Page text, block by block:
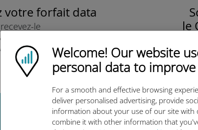
Ubigi logo
Welcome! Our website
personal data to
For a smooth and effective browsing
deliver personalised advertising, provide
information about your use of our site with
combine it with other information that
votre forfait data
le
e-mail.
Rapide !
le
et